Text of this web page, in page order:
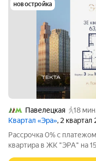
новостройка
Павелецкая
18
Квартал «Эра», 2 квартал
Рассрочка 0% с платежом от 250
квартира в ЖК "ЭРА" на